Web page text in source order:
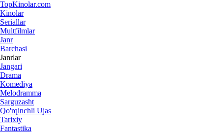
TopKinolar.com
Kinolar
Seriallar
Multfilmlar
Janr
Barchasi
Janrlar
Jangari
Drama
Komediya
Melodramma
Sarguzasht
Qo'rqinchli Ujas
Tarixiy
Fantastika